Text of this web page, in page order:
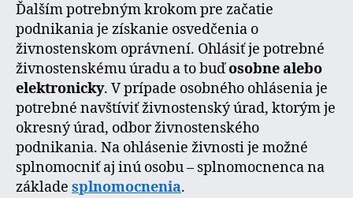
Ďalším potrebným krokom pre začatie
podnikania je získanie osvedčenia o
živnostenskom oprávnení. Ohlásiť je potrebné
živnostenskému úradu a to buďosobne alebo
elektronicky. V prípade osobného ohlásenia je
potrebné navštíviť živnostenský úrad, ktorým je
okresný úrad, odbor živnostenského
podnikania. Na ohlásenie živnosti je možné
splnomocniť aj inú osobu – splnomocnenca na
základe splnomocnenia.